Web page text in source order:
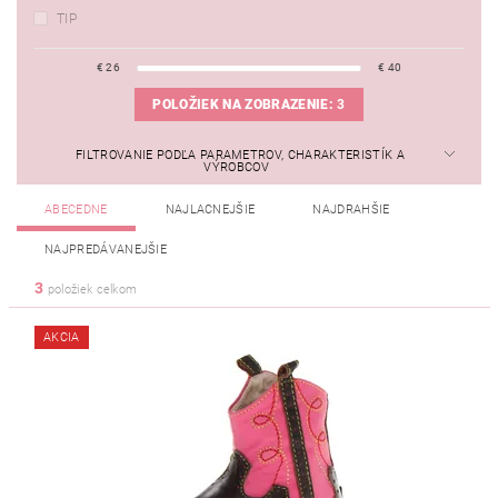
TIP
€26 € 40
POLOŽIEK NA ZOBRAZENIE:3
FILTROVANIE PODĽA PARAMETROV, CHARAKTERISTÍK A
VÝROBCOV
ABECEDNE NAJLACNEJŠIE NAJDRAHŠIE
NAJPREDÁVANEJŠIE
3 položiek celkom
AKCIA